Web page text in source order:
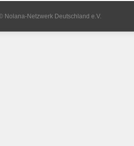
Nolana-Netzwerk Deutschland e.V.